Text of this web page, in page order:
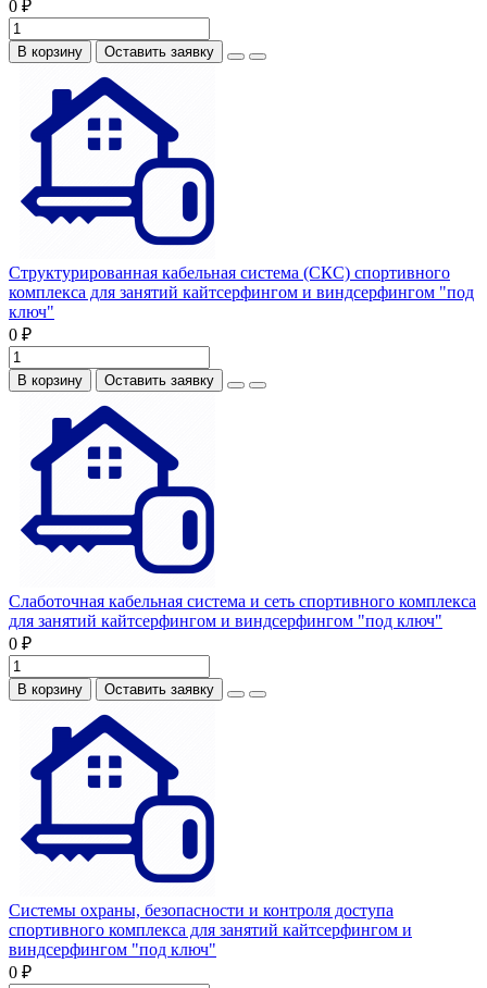
0 ₽
В корзину Оставить заявку
Структурированная кабельная система (СКС) спортивного
комплекса для занятий кайтсерфингом и виндсерфингом "под
ключ"
0 ₽
В корзину Оставить заявку
Слаботочная кабельная система и сеть спортивного комплекса
для занятий кайтсерфингом и виндсерфингом "под ключ"
0 ₽
В корзину Оставить заявку
Системы охраны, безопасности и контроля доступа
спортивного комплекса для занятий кайтсерфингом и
виндсерфингом "под ключ"
0 ₽